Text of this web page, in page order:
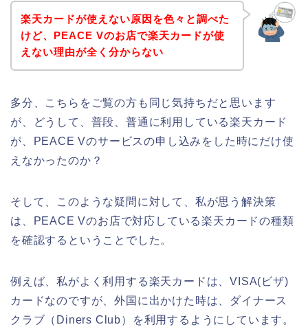
楽天カードが使えない原因を色々と調べた
けど、PEACE Vのお店で楽天カードが使
えない理由が全く分からない
多分、こちらをご覧の方も同じ気持ちだと思います
が、どうして、普段、普通に利用している楽天カード
が、PEACE Vのサービスの申し込みをした時にだけ使
えなかったのか？
そして、このような疑問に対して、私が思う解決策
は、PEACE Vのお店で対応している楽天カードの種類
を確認するということでした。
例えば、私がよく利用する楽天カードは、VISA(ビザ)
カードなのですが、外国に出かけた時は、ダイナース
クラブ（Diners Club）を利用するようにしています。